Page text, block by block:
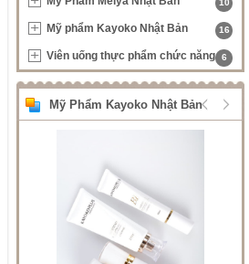
10
Mỹ phẩm Kayoko Nhật Bản 16
Viên uống thực phẩm chức năng 6
Mỹ Phẩm Kayoko Nhật Bản